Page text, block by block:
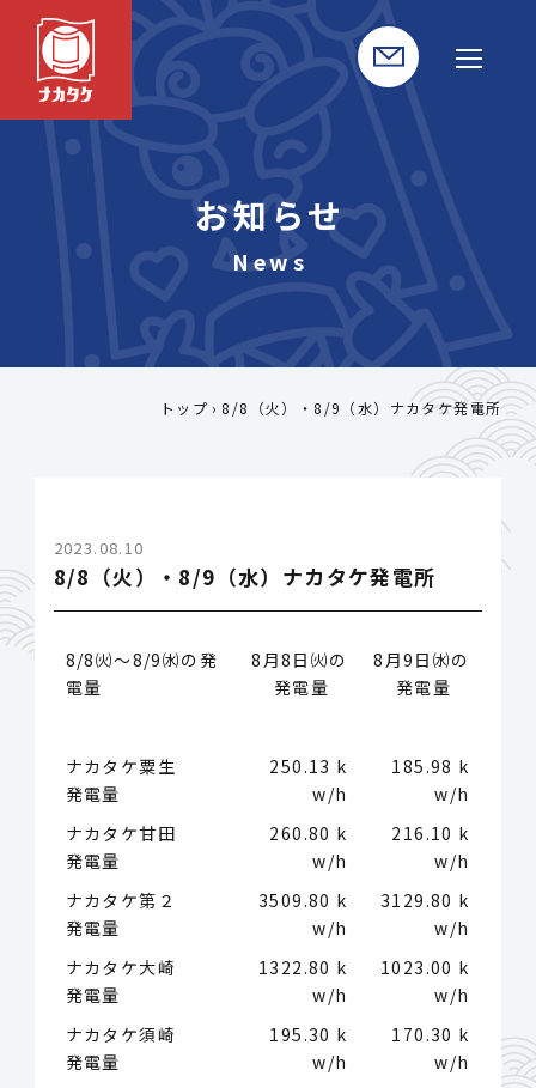
お知らせ
トップ 8/8（火）・8/9（水）ナカタケ発電所
2023.08.10
8/8（火）・8/9（水）ナカタケ発電所
8/8㈫～8/9㈬の発
電量
8月8日㈫の
発電量
8月9日㈬の
発電量
ナカタケ粟生
発電量
250.13 k
w/h
185.98 k
w/h
ナカタケ甘田
発電量
260.80 k
w/h
216.10 k
w/h
ナカタケ第２
発電量
3509.80 k
w/h
3129.80 k
w/h
ナカタケ大崎
発電量
1322.80 k
w/h
1023.00 k
w/h
ナカタケ須崎
発電量
195.30 k
w/h
170.30 k
w/h